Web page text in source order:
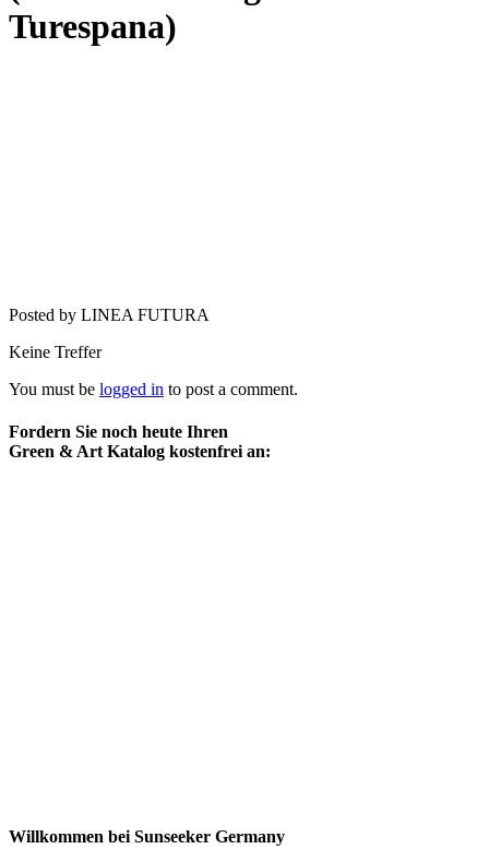
Turespana)
Posted by LINEA FUTURA
Keine Treffer
You must be logged in to post a comment.
Fordern Sie noch heute Ihren
Green & Art Katalog kostenfrei an:
Willkommen bei Sunseeker Germany